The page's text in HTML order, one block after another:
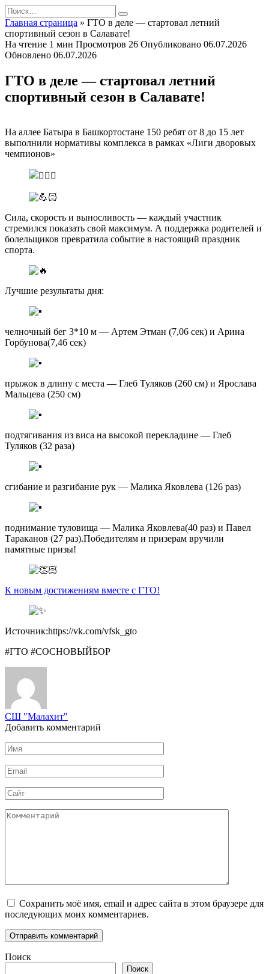
Перейти
к
содержанию
Search
for:
Главная страница » ГТО в деле — стартовал летний
спортивный сезон в Салавате!
На чтение 1 мин Просмотров 26 Опубликовано 06.07.2026
Обновлено 06.07.2026
ГТО в деле — стартовал летний
спортивный сезон в Салавате!
На аллее Батыра в Башкортостане 150 ребят от 8 до 15 лет
выполнили нормативы комплекса в рамках «Лиги дворовых
чемпионов»
Сила, скорость и выносливость — каждый участник
стремился показать свой максимум. А поддержка родителей и
болельщиков превратила событие в настоящий праздник
спорта.
Лучшие результаты дня:
челночный бег 3*10 м — Артем Этман (7,06 сек) и Арина
Горбунова(7,46 сек)
прыжок в длину с места — Глеб Туляков (260 см) и Ярослава
Мальцева (250 см)
подтягивания из виса на высокой перекладине — Глеб
Туляков (32 раза)
сгибание и разгибание рук — Малика Яковлева (126 раз)
поднимание туловища — Малика Яковлева(40 раз) и Павел
Тараканов (27 раз).Победителям и призерам вручили
памятные призы!
К новым достижениям вместе с ГТО!
Источник:https://vk.com/vfsk_gto
#ГТО #СОСНОВЫЙБОР
СШ "Малахит"
Добавить комментарий
Имя
*
Email
*
Сайт
Комментарий
Сохранить моё имя, email и адрес сайта в этом браузере для
последующих моих комментариев.
Поиск
Поиск